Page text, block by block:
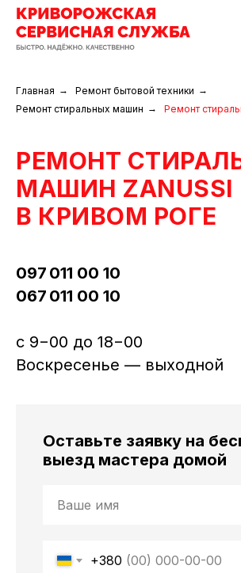
Главная → Ремонт бытовой техники →
Ремонт стиральных машин → Ремонт
РЕМОНТ
МАШИН ZANUSSI
В КРИВОМ РОГЕ
097 011 00 10
067 011 00 10
c 9−00 до 18−00
Воскресенье — выходной
Оставьте заявку на
выезд мастера домой
+380